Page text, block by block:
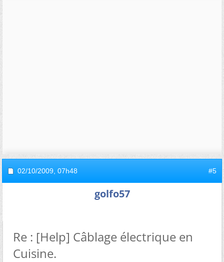
02/10/2009, 07h48 #5
golfo57
Re : [Help] Câblage électrique en
Cuisine.